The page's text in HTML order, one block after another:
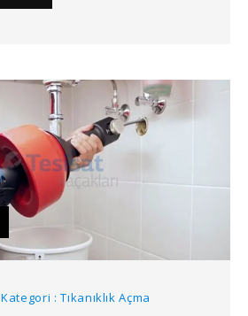
Kategori : Tıkanıklık Açma